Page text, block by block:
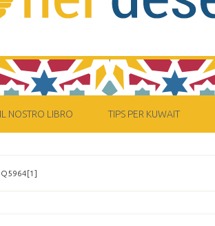
IL NOSTRO LIBRO TIPS PER KUWAIT